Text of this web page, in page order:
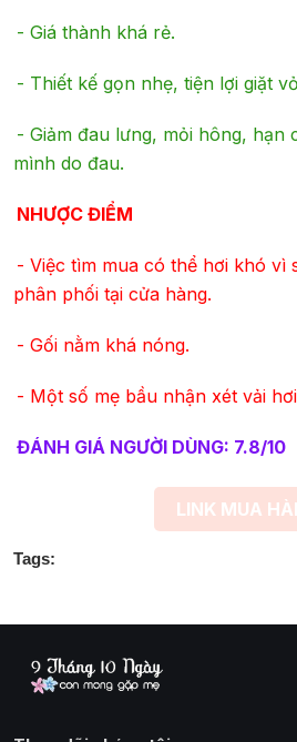
- Giá thành khá rẻ.
- Thiết kế gọn nhẹ, tiện lợi giặt
- Giảm đau lưng, mỏi hông, hạn
mình do đau.
NHƯỢC ĐIỂM
- Việc tìm mua có thể hơi khó vì
phân phối tại cửa hàng.
- Gối nằm khá nóng.
- Một số mẹ bầu nhận xét vải
ĐÁNH GIÁ NGƯỜI DÙNG: 7.8/10
LINK MUA
Tags: